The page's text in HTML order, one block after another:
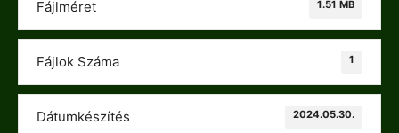
Fájlméret 1.51 MB
Fájlok Száma 1
Dátumkészítés 2024.05.30.